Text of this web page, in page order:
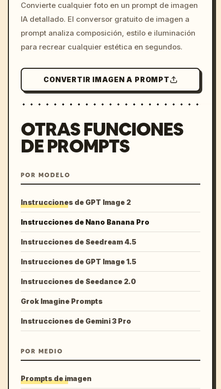
c, cyberpunk sunset, neon
colors, 8k --v 6.0
Convierte cualquier foto en un prompt de imagen
IA detallado. El conversor gratuito de imagen a
prompt analiza composición, estilo e iluminación
para recrear cualquier estética en segundos.
CONVERTIR IMAGEN A PROMPT
OTRAS FUNCIONES
DE PROMPTS
POR MODELO
Instrucciones de GPT Image 2
Instrucciones de Nano Banana Pro
Instrucciones de Seedream 4.5
Instrucciones de GPT Image 1.5
Instrucciones de Seedance 2.0
Grok Imagine Prompts
Instrucciones de Gemini 3 Pro
POR MEDIO
Prompts de imagen